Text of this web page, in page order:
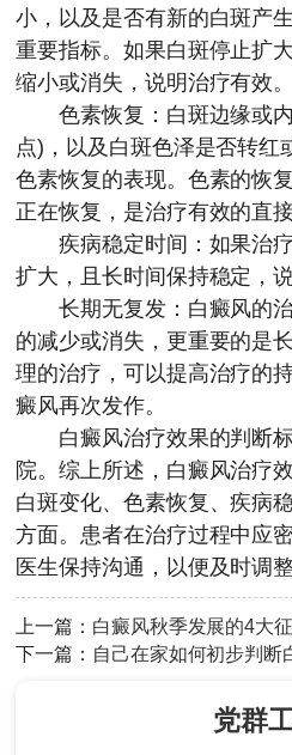
小，以及是否有新的白斑产
重要指标。如果白斑停止扩
缩小或消失，说明治疗有效。
色素恢复：白斑边缘或内
点)，以及白斑色泽是否转红
色素恢复的表现。色素的恢
正在恢复，是治疗有效的直接
疾病稳定时间：如果治疗
扩大，且长时间保持稳定，
长期无复发：白癜风的治
的减少或消失，更重要的是
理的治疗，可以提高治疗的
癜风再次发作。
白癜风治疗效果的判断标
院。综上所述，白癜风治疗
白斑变化、色素恢复、疾病
方面。患者在治疗过程中应
医生保持沟通，以便及时调
上一篇： 白癜风秋季发展的4大
下一篇： 自己在家如何初步判断
党群